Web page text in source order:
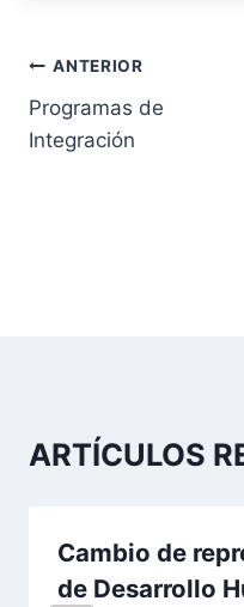
N
a
ó
ANTERIOR
Programas de
Integración
ARTÍCULOS
Cambio de
de Desarrollo